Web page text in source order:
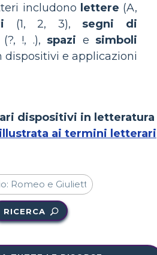
includono lettere (A,
(1, 2, 3), segni di
(?, !, .), spazi e simboli
dispositivi e applicazioni
dispositivi in letteratura
ai termini letterari
RICERCA